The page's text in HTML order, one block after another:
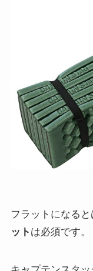
フラットになる
ット は必須です。